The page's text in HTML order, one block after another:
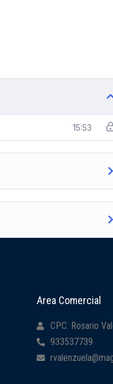
15:53
Area Comercial
CPC. Rosario
933537739